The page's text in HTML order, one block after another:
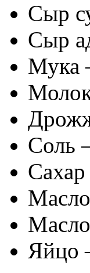
Сыр
Сыр
Мука
Соль
Яйцо